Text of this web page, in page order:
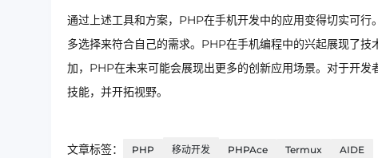
通过上述工具和方案，PHP在手机开发中的应用变得切实可
多选择来符合自己的需求。PHP在手机编程中的兴起展现了
加，PHP在未来可能会展现出更多的创新应用场景。对于开
技能，并开拓视野。
文章标签： PHP 移动开发 PHPAce Termux AIDE